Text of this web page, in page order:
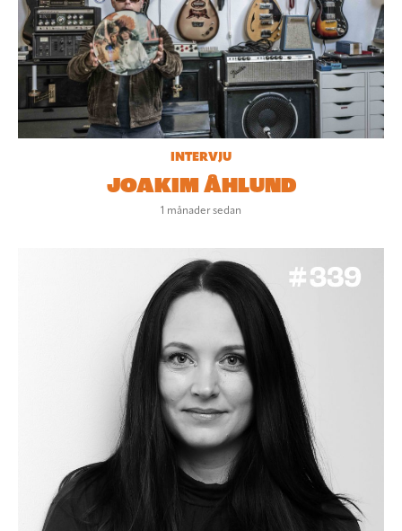
INTERVJU
JOAKIM ÅHLUND
1 månader sedan